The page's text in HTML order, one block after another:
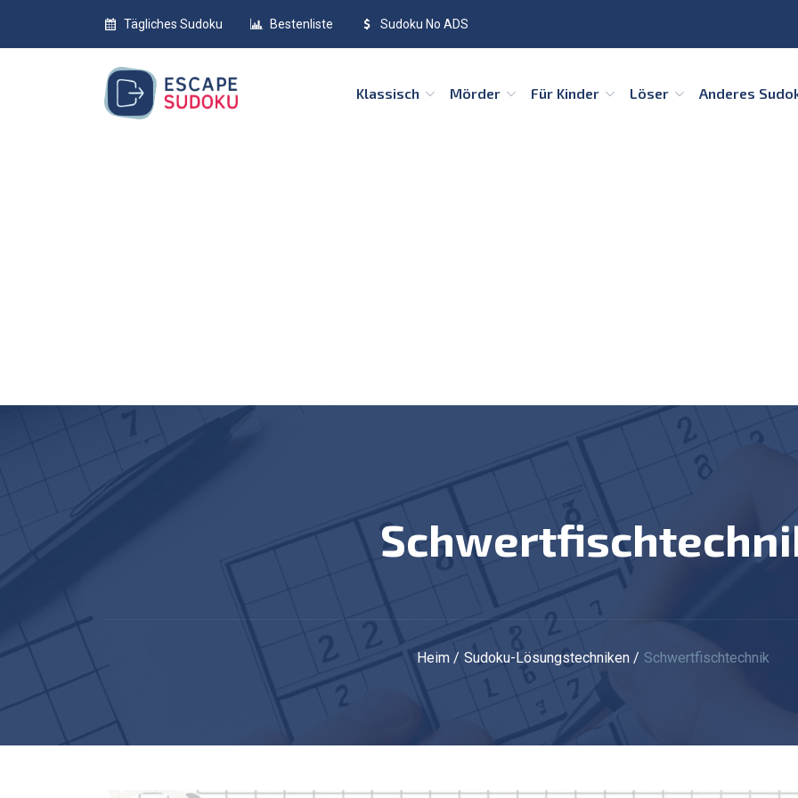
Tägliches Sudoku Bestenliste Sudoku No ADS
Klassisch Mörder Für Kinder Löser Anderes
Heim Sudoku-Lösungstechniken Schwertfischtechnik